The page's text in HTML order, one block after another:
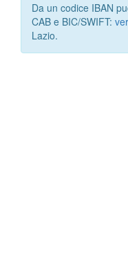
Da un codice IBAN
CAB e BIC/SWIFT:
Lazio.